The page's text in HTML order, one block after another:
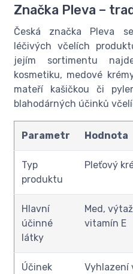
Značka Pleva –
Česká značka Pleva
léčivých včelích
jejím sortimentu
kosmetiku, medové
mateří kašičkou či
blahodárných účinků
Parametr Hodnota
Typ
produktu
Pleťový
Hlavní
účinné
látky
Med,
vitamín E
Účinek
Vyhlazení